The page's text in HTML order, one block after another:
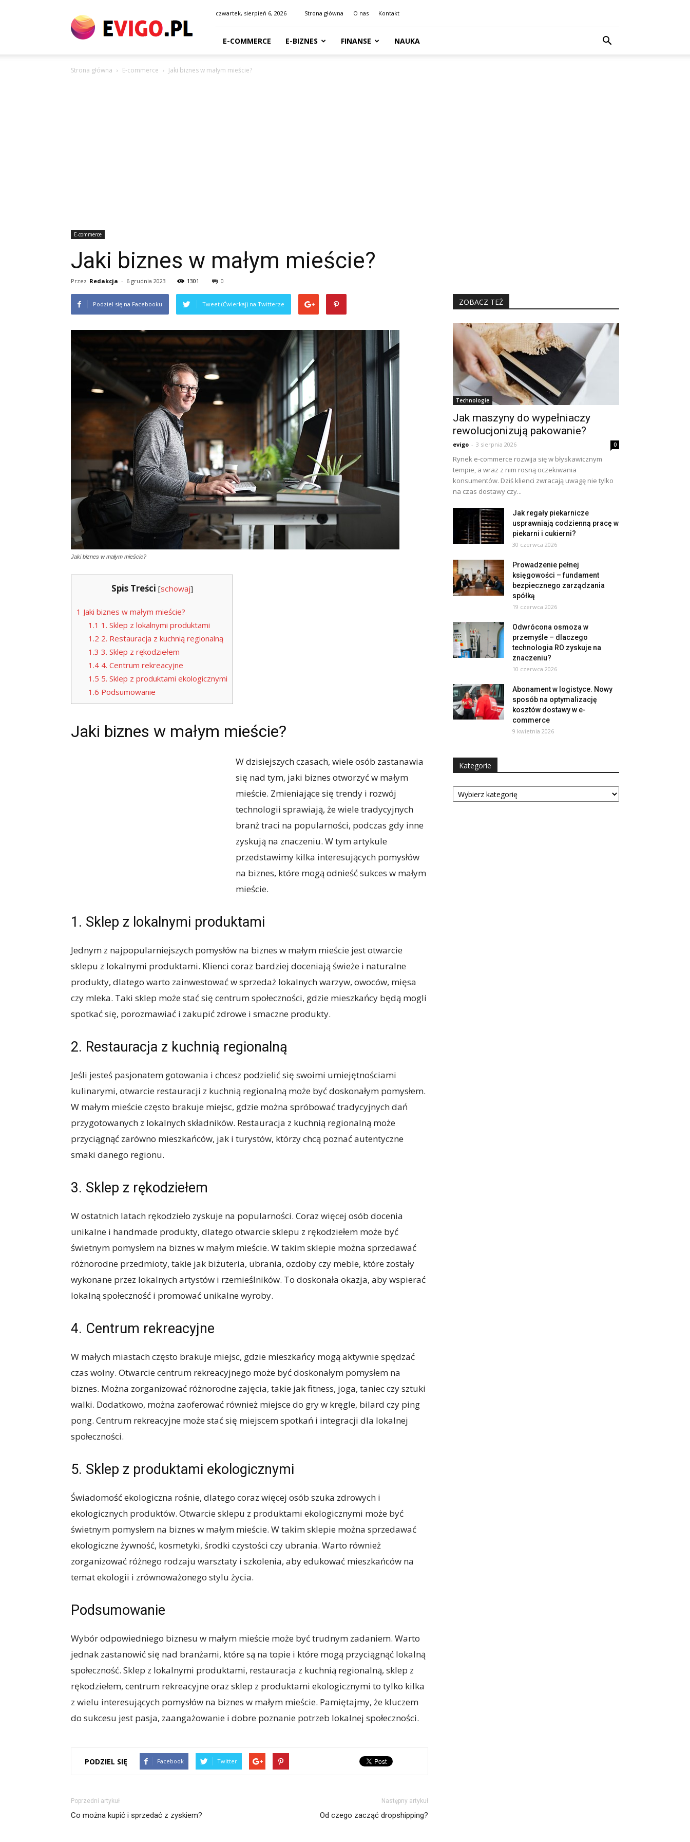
czwartek, sierpień 6, 2026 Strona główna O nas Kontakt
E-COMMERCE E-BIZNES FINANSE NAUKA
Strona główna E-commerce Jaki biznes w małym mieście?
E-commerce
Jaki biznes w małym mieście?
Przez Redakcja - 6 grudnia 2023 1301 0
Podziel się na Facebooku Tweet (Ćwierkaj) na Twitterze
Jaki biznes w małym mieście?
Spis Treści [schowaj]
1 Jaki biznes w małym mieście?
1.1 1. Sklep z lokalnymi produktami
1.2 2. Restauracja z kuchnią regionalną
1.3 3. Sklep z rękodziełem
1.44. Centrum rekreacyjne
1.5 5. Sklep z produktami ekologicznymi
1.6 Podsumowanie
Jaki biznes w małym mieście?
W dzisiejszych czasach, wiele osób zastanawia
się nad tym, jaki biznes otworzyć w małym
mieście. Zmieniające się trendy i rozwój
technologii sprawiają, że wiele tradycyjnych
branż traci na popularności, podczas gdy inne
zyskują na znaczeniu. W tym artykule
przedstawimy kilka interesujących pomysłów
na biznes, które mogą odnieść sukces w małym
mieście.
1. Sklep z lokalnymi produktami
Jednym z najpopularniejszych pomysłów na biznes w małym mieście jest otwarcie
sklepu z lokalnymi produktami. Klienci coraz bardziej doceniają świeże i naturalne
produkty, dlatego warto zainwestować w sprzedaż lokalnych warzyw, owoców, mięsa
czy mleka. Taki sklep może stać się centrum społeczności, gdzie mieszkańcy będą mogli
spotkać się, porozmawiać i zakupić zdrowe i smaczne produkty.
2. Restauracja z kuchnią regionalną
Jeśli jesteś pasjonatem gotowania i chcesz podzielić się swoimi umiejętnościami
kulinarymi, otwarcie restauracji z kuchnią regionalną może być doskonałym pomysłem.
W małym mieście często brakuje miejsc, gdzie można spróbować tradycyjnych dań
przygotowanych z lokalnych składników. Restauracja z kuchnią regionalną może
przyciągnąć zarówno mieszkańców, jak i turystów, którzy chcą poznać autentyczne
smaki danego regionu.
3. Sklep z rękodziełem
W ostatnich latach rękodzieło zyskuje na popularności. Coraz więcej osób docenia
unikalne i handmade produkty, dlatego otwarcie sklepu z rękodziełem może być
świetnym pomysłem na biznes w małym mieście. W takim sklepie można sprzedawać
różnorodne przedmioty, takie jak biżuteria, ubrania, ozdoby czy meble, które zostały
wykonane przez lokalnych artystów i rzemieślników. To doskonała okazja, aby wspierać
lokalną społeczność i promować unikalne wyroby.
4. Centrum rekreacyjne
W małych miastach często brakuje miejsc, gdzie mieszkańcy mogą aktywnie spędzać
czas wolny. Otwarcie centrum rekreacyjnego może być doskonałym pomysłem na
biznes. Można zorganizować różnorodne zajęcia, takie jak fitness, joga, taniec czy sztuki
walki. Dodatkowo, można zaoferować również miejsce do gry w kręgle, bilard czy ping
pong. Centrum rekreacyjne może stać się miejscem spotkań i integracji dla lokalnej
społeczności.
5. Sklep z produktami ekologicznymi
Świadomość ekologiczna rośnie, dlatego coraz więcej osób szuka zdrowych i
ekologicznych produktów. Otwarcie sklepu z produktami ekologicznymi może być
świetnym pomysłem na biznes w małym mieście. W takim sklepie można sprzedawać
ekologiczne żywność, kosmetyki, środki czystości czy ubrania. Warto również
zorganizować różnego rodzaju warsztaty i szkolenia, aby edukować mieszkańców na
temat ekologii i zrównoważonego stylu życia.
Podsumowanie
Wybór odpowiedniego biznesu w małym mieście może być trudnym zadaniem. Warto
jednak zastanowić się nad branżami, które są na topie i które mogą przyciągnąć lokalną
społeczność. Sklep z lokalnymi produktami, restauracja z kuchnią regionalną, sklep z
rękodziełem, centrum rekreacyjne oraz sklep z produktami ekologicznymi to tylko kilka
z wielu interesujących pomysłów na biznes w małym mieście. Pamiętajmy, że kluczem
do sukcesu jest pasja, zaangażowanie i dobre poznanie potrzeb lokalnej społeczności.
PODZIEL SIĘ Facebook Twitter
Poprzedni artykuł
Co można kupić i sprzedać z zyskiem?
Następny artykuł
Od czego zacząć dropshipping?
ZOBACZ TEŻ
Technologie
Jak maszyny do wypełniaczy
rewolucjonizują pakowanie?
evigo - 3 sierpnia 2026 0
Rynek e-commerce rozwija się w błyskawicznym
tempie, a wraz z nim rosną oczekiwania
konsumentów. Dziś klienci zwracają uwagę nie tylko
na czas dostawy czy...
Jak regały piekarnicze
usprawniają codzienną pracę w
piekarni i cukierni?
30 czerwca 2026
Prowadzenie pełnej
księgowości – fundament
bezpiecznego zarządzania
spółką
19 czerwca 2026
Odwrócona osmoza w
przemyśle – dlaczego
technologia RO zyskuje na
znaczeniu?
10 czerwca 2026
Abonament w logistyce. Nowy
sposób na optymalizację
kosztów dostawy w e-
commerce
9 kwietnia 2026
Kategorie
Kategorie